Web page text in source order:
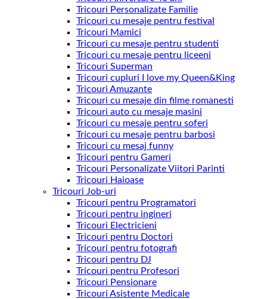
Tricouri Personalizate Familie
Tricouri cu mesaje pentru festival
Tricouri Mamici
Tricouri cu mesaje pentru studenti
Tricouri cu mesaje pentru liceeni
Tricouri Superman
Tricouri cupluri I love my Queen&King
Tricouri Amuzante
Tricouri cu mesaje din filme romanesti
Tricouri auto cu mesaje masini
Tricouri cu mesaje pentru soferi
Tricouri cu mesaje pentru barbosi
Tricouri cu mesaj funny
Tricouri pentru Gameri
Tricouri Personalizate Viitori Parinti
Tricouri Haioase
Tricouri Job-uri
Tricouri pentru Programatori
Tricouri pentru ingineri
Tricouri Electricieni
Tricouri pentru Doctori
Tricouri pentru fotografi
Tricouri pentru DJ
Tricouri pentru Profesori
Tricouri Pensionare
Tricouri Asistente Medicale